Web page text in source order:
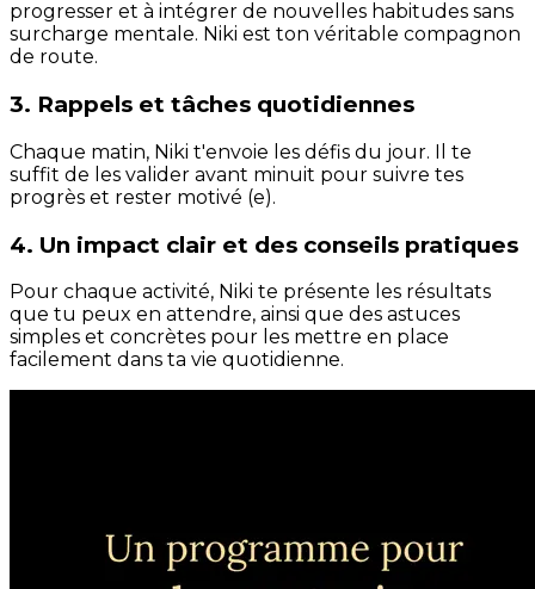
progresser et à intégrer de nouvelles habitudes sans
surcharge mentale. Niki est ton véritable compagnon
de route.
3. Rappels et tâches quotidiennes
Chaque matin, Niki t'envoie les défis du jour. Il te
suffit de les valider avant minuit pour suivre tes
progrès et rester motivé (e).
4. Un impact clair et des conseils pratiques
Pour chaque activité, Niki te présente les résultats
que tu peux en attendre, ainsi que des astuces
simples et concrètes pour les mettre en place
facilement dans ta vie quotidienne.